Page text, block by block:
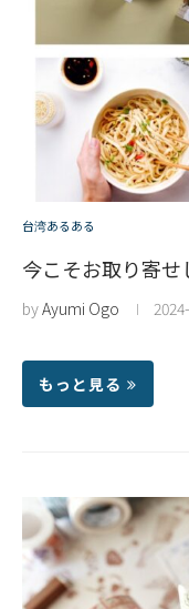
台湾あるある
今こそお取り寄
byAyumi Ogo
もっと見る